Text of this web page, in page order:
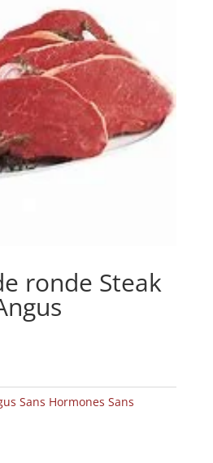
ronde Steak
Sans Hormones Sans